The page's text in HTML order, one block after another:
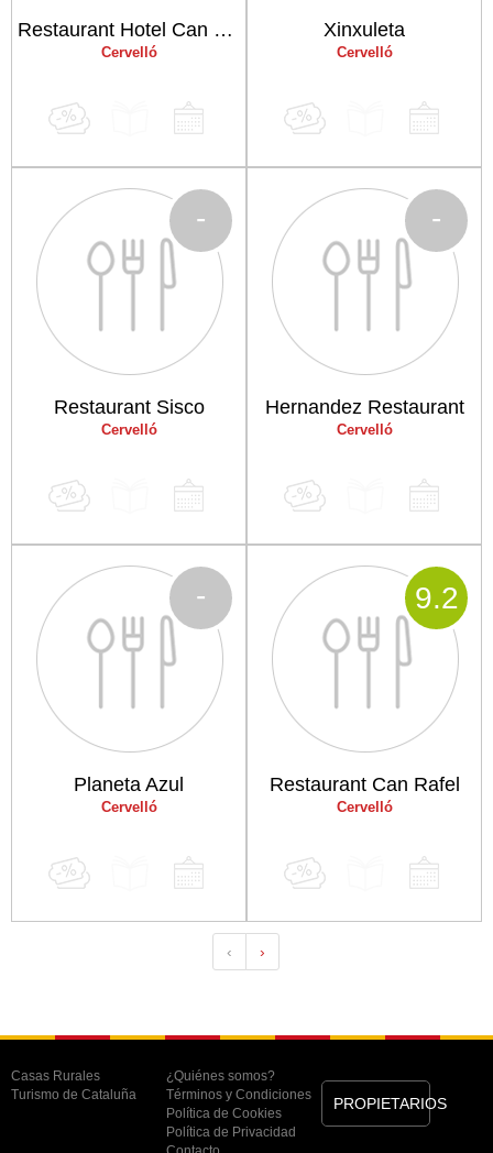
Restaurant Hotel Can Rafael
Cervelló
Xinxuleta
Cervelló
Restaurant Sisco
Cervelló
-
Hernandez Restaurant
Cervelló
-
Planeta Azul
Cervelló
-
Restaurant Can Rafel
Cervelló
9.2
‹ ›
Casas Rurales
Turismo de Cataluña
¿Quiénes somos?
Términos y Condiciones
Política de Cookies
Política de Privacidad
PROPIETARIOS